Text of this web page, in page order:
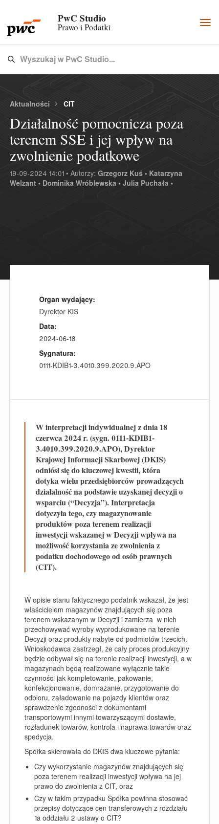
PwC Studio
Prawo i Podatki
Type 3 or more characters for results.
Wyszukaj w PwC Studio...
Aktualności CIT
Działalność pomocnicza poza
terenem SSE i jej wpływ na
zwolnienie podatkowe
19-09-2024 14:01 • Autorzy: Grzegorz Kuś • Katarzyna
Welzant • Dominika Wróblewska • Julia Puchała •
Organ wydający:
Dyrektor KIS
Data:
2024-06-18
Sygnatura:
0111-KDIB1-3.4010.399.2020.9.APO
W interpretacji indywidualnej z dnia 18
czerwca 2024 r. (sygn. 0111-KDIB1-
3.4010.399.2020.9.APO), Dyrektor
Krajowej Informacji Skarbowej (DKIS)
odniósł się do kluczowej kwestii, która
dotyka wielu przedsiębiorców prowadzących
działalność na podstawie uzyskanej decyzji o
wsparciu (“Decyzja”). Interpretacja
dotyczyła tego, czy magazynowanie
produktów poza terenem realizacji
inwestycji wskazanej w Decyzji wpływa na
możliwość korzystania ze zwolnienia z
podatku dochodowego od osób prawnych
(CIT).
W opisie stanu faktycznego podatnik wskazał, że jest
właścicielem magazynów znajdujących się poza
terenem wskazanym w Decyzji i zamierza w nich
przechowywać wyroby wyprodukowane na terenie
Decyzji oraz produkty nabyte od podmiotów trzecich.
Wnioskodawca zastrzegł, że cały proces produkcyjny
będzie odbywał się na terenie realizacji inwestycji, a w
magazynach będą realizowane wyłącznie takie
czynności jak kompletowanie, pakowanie,
konfekcjonowanie, domrażanie, przygotowanie do
odbioru, załadowanie na pojazdy klientów oraz
sprawdzenie zgodności z dokumentami
transportowymi innymi towarzyszącymi dostawie,
rozładunek towarów, kontrola i naprawa towarów oraz
spedycja.
Spółka skierowała do DKIS dwa kluczowe pytania:
Czy wykorzystanie magazynów znajdujących się
poza terenem realizacji inwestycji wpływa na jej
prawo do zwolnienia z CIT, oraz
Czy w takim przypadku Spółka powinna stosować
przepisy dotyczące cen transferowych z rozdziału
1a oddziału 2 ustawy o CIT?